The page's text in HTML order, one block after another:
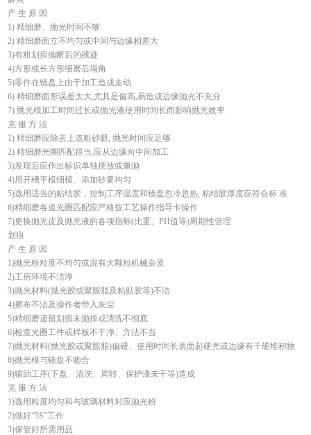
产 生 原 因
1) 精细磨、抛光时间不够
2) 精细磨面立不均匀或中间与边缘相差大
3)有粗划痕抛断后的残迹
4)方形或长方形细磨后塌角
5)零件在镜盘上由于加工造成走动
6) 精细磨面形误差太大,尤其是偏高,易造成边缘抛光不充分
7) 抛光模加工时间过长或抛光液使用时间长而影响抛光效率
克 服 方 法
1) 精细磨应除去上道粗砂眼, 抛光时间应足够
2) 精细磨光圈匹配得当,应从边缘向中间加工
3)发现后应作出标识单独摆放或重抛
4)用开槽平模细模、添加砂要均匀
5)选用适当的粘结胶，控制工序温度和镜盘忽冷忽热, 粘结胶厚度应符合标 准
6)精细磨各道光圈匹配应严格按工艺操作指导卡操作
7)更换抛光皮及抛光液的各项指标(比重、PH值等)周期性管理
划痕
产 生 原 因
1)抛光粉粒度不均匀或混有大颗粒机械杂质
2)工房环境不洁净
3)抛光材料(抛光胶或聚胺脂及粘贴胶等)不洁
4)擦布不洁及操作者带入灰尘
5)精细磨遗留划痕未抛掉或清洗不彻底
6)检查光圈工件或样板不干净、方法不当
7)抛光材料(抛光胶或聚胺脂)偏硬、使用时间长表面起硬壳或边缘有干硬堆积物
8)抛光模与镜盘不吻合
9)辅助工序(下盘、清洗、周转、保护漆未干等)造成
克 服 方 法
1)选用粒度均匀和与玻璃材料对应抛光粉
2)做好“5S”工作
3)保管好所需用品